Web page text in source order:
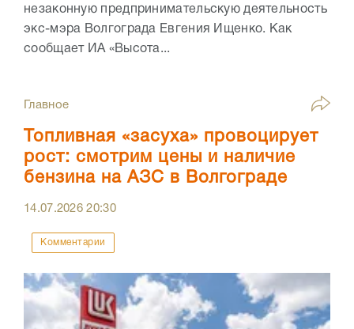
незаконную предпринимательскую деятельность
экс-мэра Волгограда Евгения Ищенко. Как
сообщает ИА «Высота...
Главное
Топливная «засуха» провоцирует
рост: смотрим цены и наличие
бензина на АЗС в Волгограде
14.07.202620:30
Комментарии